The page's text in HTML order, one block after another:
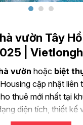
vườn Tây
|
vườn hoặc biệt
cập nhật liên
thuê mới nhất tại
diện tích, thiết kế